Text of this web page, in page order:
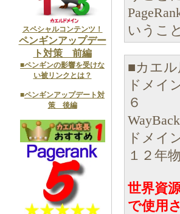
スペシャルコンテンツ！
ペンギンアップデー
ト対策 前編
■ペンギンの影響を受けな
い被リンクとは？
■ペンギンアップデート対
策 後編
いうこ
■カエ
ドメイ
６
ドメイ
１２年
世界資
で使用